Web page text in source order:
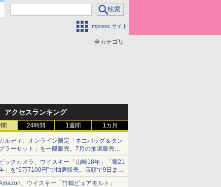
Impress サイト
全カテゴリ
アクセスランキング
24時間 1週間 1カ月
ルディ、オンライン限定「ネコバッグ＆タン
ラーセット」を一般販売。7月の抽選販売の
選無効分
ックカメラ、ウイスキー「山崎18年」「響21
」を“6万7100円”で抽選販売。店頭で9日まで
付
、ウイスキー「竹鶴ピュアモルト」